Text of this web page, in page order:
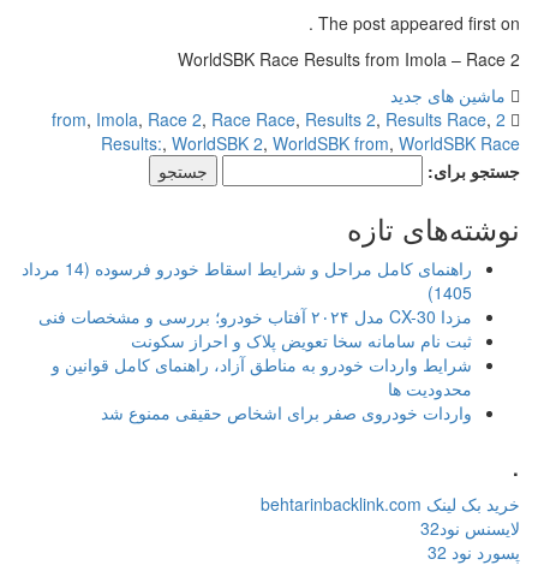
The post appeared first on .
WorldSBK Race Results from Imola – Race 2
ماشین های جدید
2 from
,Imola,Race 2,Race Race,Results 2,Results Race
Results:,WorldSBK 2,WorldSBK from,WorldSBK Race
جستجو برای:
نوشته‌های تازه
راهنمای کامل مراحل و شرایط اسقاط خودرو فرسوده (14 مرداد
1405)
مزدا CX-30 مدل ۲۰۲۴ آفتاب خودرو؛ بررسی و مشخصات فنی
ثبت نام سامانه سخا تعویض پلاک و احراز سکونت
شرایط واردات خودرو به مناطق آزاد، راهنمای کامل قوانین و
محدودیت ها
واردات خودروی صفر برای اشخاص حقیقی ممنوع شد
خرید بک لینک behtarinbacklink.com
لایسنس نود32
پسورد نود 32